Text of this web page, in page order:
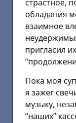
страстное,
обладания
взаимное
пригласил
Пока моя
я зажег
музыку,
“наших”